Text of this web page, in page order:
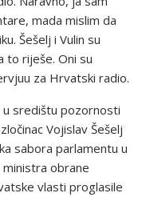
mada mislim da
Šešelj i Vulin su
to riješe. Oni su
za Hrvatski radio.
u središtu pozornosti
Vojislav Šešelj
sabora parlamentu u
obrane
vlasti proglasile